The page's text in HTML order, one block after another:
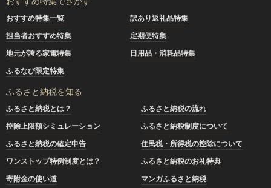
おすすめ特集一覧
訳あり返礼品特集
担当者おすすめ特集
定期便特集
地元が誇る家電特集
日用品・消耗品特集
ふるなび限定特集
ふるさと納税を知る
ふるさと納税とは？
ふるさと納税の流れ
控除上限額シミュレーション
ふるさと納税制度について
ふるさと納税の確定申告
住民税・所得税の控除について
ワンストップ特例制度とは？
ふるさと納税のお礼特典
寄附金の使い道
マンガふるさと納税